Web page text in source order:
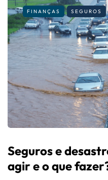
FINANÇAS SEGUROS
Seguros e
agir e o que